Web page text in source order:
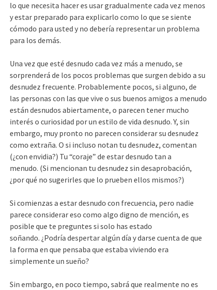
lo que necesita hacer es usar gradualmente cada vez menos
y estar preparado para explicarlo como lo que se siente
cómodo para usted y no debería representar un problema
para los demás.
Una vez que esté desnudo cada vez más a menudo, se
sorprenderá de los pocos problemas que surgen debido a su
desnudez frecuente. Probablemente pocos, si alguno, de
las personas con las que vive o sus buenos amigos a menudo
están desnudos abiertamente, o parecen tener mucho
interés o curiosidad por un estilo de vida desnudo. Y, sin
embargo, muy pronto no parecen considerar su desnudez
como extraña. O si incluso notan tu desnudez, comentan
(¿con envidia?) Tu “coraje” de estar desnudo tan a
menudo. (Si mencionan tu desnudez sin desaprobación,
¿por qué no sugerirles que lo prueben ellos mismos?)
Si comienzas a estar desnudo con frecuencia, pero nadie
parece considerar eso como algo digno de mención, es
posible que te preguntes si solo has estado
soñando. ¿Podría despertar algún día y darse cuenta de que
la forma en que pensaba que estaba viviendo era
simplemente un sueño?
Sin embargo, en poco tiempo, sabrá que realmente no es